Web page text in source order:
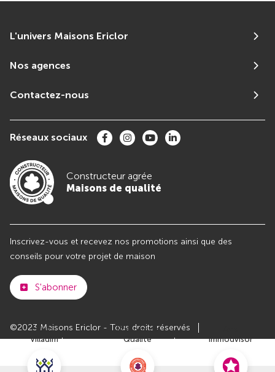
Club
Villadim
Maisons de
Qualité
Immodvisor
L'univers Maisons Ericlor
Nos agences
Contactez-nous
Réseaux sociaux
Constructeur agrée
Maisons de qualité
Inscrivez-vous et recevez nos promotions ainsi que des
conseils pour votre projet de maison
S'abonner
©2023 Maisons Ericlor - Tous droits réservés
Plan du site
Paramètres des cookies
Politiques de Confidentialités